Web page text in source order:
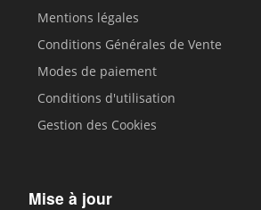
Mentions légales
Conditions Générales de Vente
Modes de paiement
Conditions d'utilisation
Gestion des Cookies
Mise à jour